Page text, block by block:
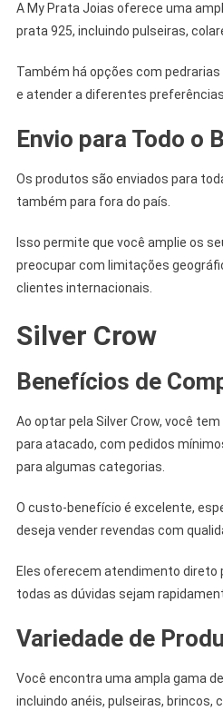
A My Prata Joias oferece uma
prata 925, incluindo pulseiras,
Também há opções com
e atender a diferentes
Envio para Todo o
Os produtos são enviados para
também para fora do país.
Isso permite que você amplie os
preocupar com limitações
clientes internacionais.
Silver Crow
Benefícios de
Ao optar pela Silver Crow, você
para atacado, com pedidos
para algumas categorias.
O custo-benefício é excelente,
deseja vender revendas com
Eles oferecem atendimento direto
todas as dúvidas sejam
Variedade de
Você encontra uma ampla gama
incluindo anéis, pulseiras, brincos,